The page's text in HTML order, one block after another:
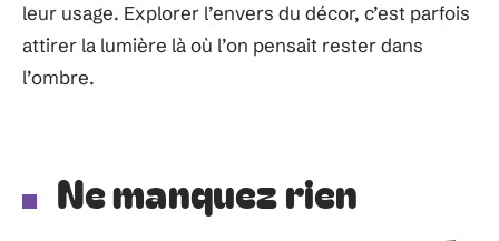
leur usage. Explorer l’envers du décor, c’est parfois
attirer la lumière là où l’on pensait rester dans
l’ombre.
Ne manquez rien